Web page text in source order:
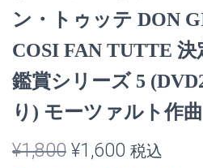
ン・トゥッテ DON
COSI FAN TUTTE
鑑賞シリーズ 5
り) モーツァルト作曲
¥1,800 元
¥1,600 現
税込